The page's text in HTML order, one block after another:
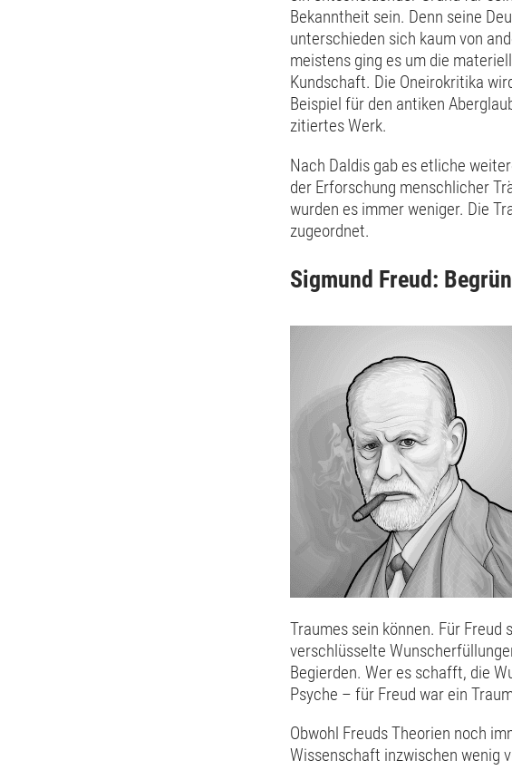
Bekanntheit sein. Denn seine
unterschieden sich kaum von
meistens ging es um die
Kundschaft. Die Oneirokritika
Beispiel für den antiken
zitiertes Werk.
Nach Daldis gab es etliche
der Erforschung menschlicher
wurden es immer weniger. Die
zugeordnet.
Sigmund Freud:
Traumes sein können. Für Freud
verschlüsselte
Begierden. Wer es schafft, die
Psyche – für Freud war ein
Obwohl Freuds Theorien noch
Wissenschaft inzwischen wenig